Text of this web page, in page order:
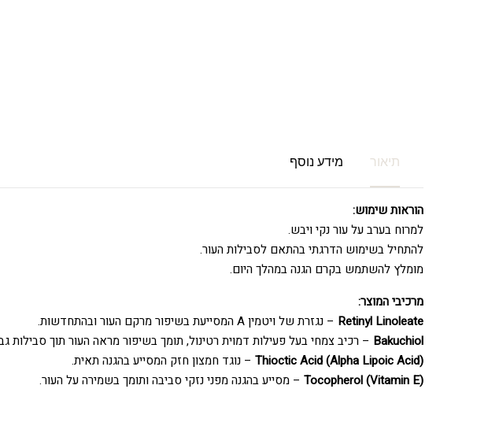
תיאור מידע נוסף
הוראות שימוש:
למרוח בערב על עור נקי ויבש.
להתחיל בשימוש הדרגתי בהתאם לסבילות העור.
מומלץ להשתמש בקרם הגנה במהלך היום.
מרכיבי המוצר:
Retinyl Linoleate – נגזרת של ויטמין A המסייעת בשיפור מרקם העור ובהתחדשות.
Bakuchiol – רכיב צמחי בעל פעילות דמוית רטינול, תומך בשיפור מראה העור תוך סבילות
Thioctic Acid (Alpha Lipoic Acid) – נוגד חמצון חזק המסייע בהגנה תאית.
Tocopherol (Vitamin E) – מסייע בהגנה מפני נזקי סביבה ותומך בשמירה על העור.